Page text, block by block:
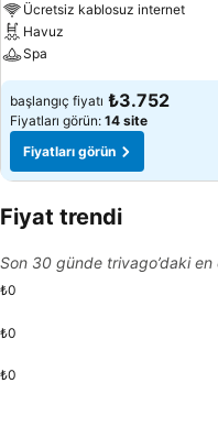
Ücretsiz kablosuz internet
Havuz
Spa
başlangıç fiyatı ₺3.752
Fiyatları görün: 14 site
Fiyatları görün
Fiyat trendi
Son 30 günde trivago’daki
₺0
₺0
₺0